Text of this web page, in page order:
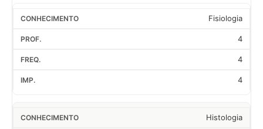
Fisiologia
4
4
4
Histologia